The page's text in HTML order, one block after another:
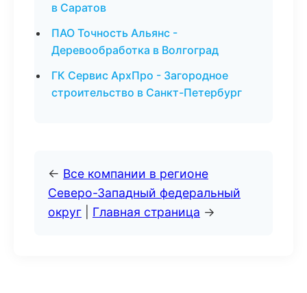
в Саратов
ПАО Точность Альянс -
Деревообработка в Волгоград
ГК Сервис АрхПро - Загородное
строительство в Санкт-Петербург
← Все компании в регионе
Северо-Западный федеральный
округ
Главная страница →